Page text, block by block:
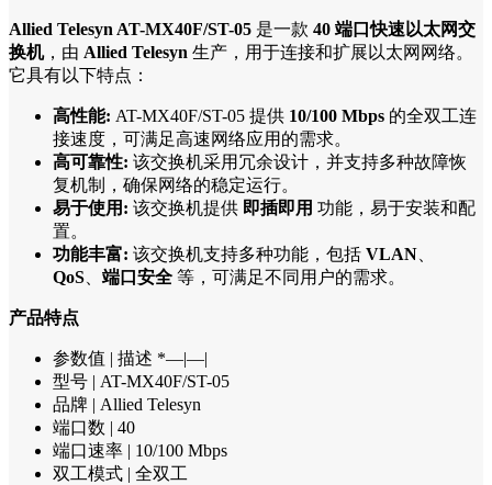
Allied Telesyn AT-MX40F/ST-05 是一款 40 端口快速以太网交
换机，由 Allied Telesyn 生产，用于连接和扩展以太网网络。
它具有以下特点：
高性能: AT-MX40F/ST-05 提供 10/100 Mbps 的全双工连
接速度，可满足高速网络应用的需求。
高可靠性: 该交换机采用冗余设计，并支持多种故障恢
复机制，确保网络的稳定运行。
易于使用: 该交换机提供 即插即用 功能，易于安装和配
置。
功能丰富: 该交换机支持多种功能，包括 VLAN
QoS
端口安全 等，可满足不同用户的需求。
产品特点
参数值 | 描述 *—|—|
型号 | AT-MX40F/ST-05
品牌 | Allied Telesyn
端口数 | 40
端口速率 | 10/100 Mbps
双工模式 | 全双工